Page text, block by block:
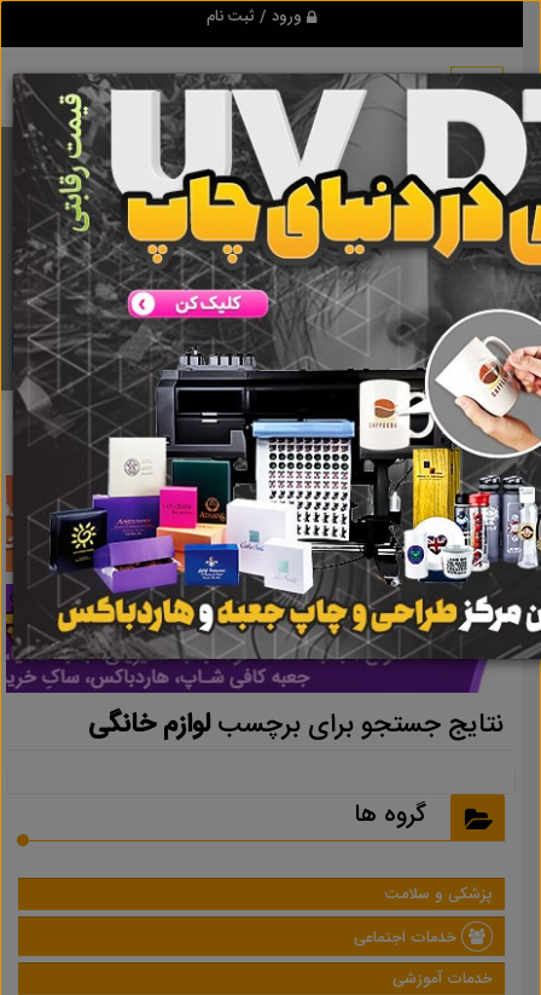
ورود / ثبت نام
برنامه اندروید تبلیغ شو
مرجع نیازمندیها و تبلیغات اینترنتی
دانلود
تبلیغ شو لوازم خانگی نتایج جستجو برای برچسبلوازم خانگی
نتایج جستجو برای برچسبلوازم خانگی
گروه ها
پزشکی و سلامت
خدمات اجتماعی
خدمات آموزشی